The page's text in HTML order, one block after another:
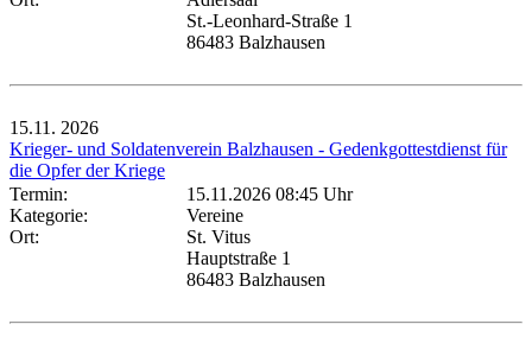
St.-Leonhard-Straße 1
86483 Balzhausen
15.11. 2026
Krieger- und Soldatenverein Balzhausen - Gedenkgottestdienst für
die Opfer der Kriege
Termin:
15.11.2026 08:45 Uhr
Kategorie:
Vereine
Ort:
St. Vitus
Hauptstraße 1
86483 Balzhausen